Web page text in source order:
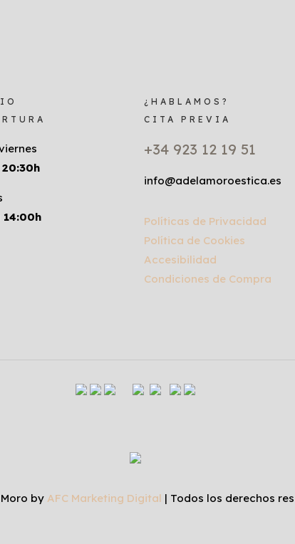
¿HABLAMOS?
CITA PREVIA
+34 923 12 19 51
info@adelamoroestica.es
Políticas de Privacidad
Política de Cookies
Accesibilidad
Condiciones de Compra
by AFC Marketing Digital | Todos los derechos